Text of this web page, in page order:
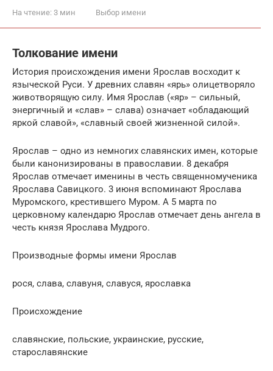
На чтение: 3 мин Выбор имени
Толкование имени
История происхождения имени Ярослав восходит к
языческой Руси. У древних славян «ярь» олицетворяло
животворящую силу. Имя Ярослав («яр» – сильный,
энергичный и «слав» – слава) означает «обладающий
яркой славой», «славный своей жизненной силой».
Ярослав – одно из немногих славянских имен, которые
были канонизированы в православии. 8 декабря
Ярослав отмечает именины в честь священномученика
Ярослава Савицкого. 3 июня вспоминают Ярослава
Муромского, крестившего Муром. А 5 марта по
церковному календарю Ярослав отмечает день ангела в
честь князя Ярослава Мудрого.
Производные формы имени Ярослав
рося, слава, славуня, славуся, ярославка
Проиcхождение
славянские, польские, украинские, русские,
старославянские